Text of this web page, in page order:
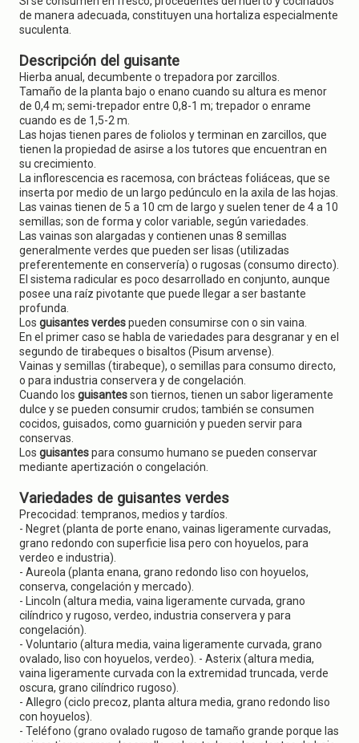
de manera adecuada, constituyen una hortaliza especialmente
suculenta.
Descripción del guisante
Hierba anual, decumbente o trepadora por zarcillos.
Tamaño de la planta bajo o enano cuando su altura es menor
de 0,4 m; semi-trepador entre 0,8-1 m; trepador o enrame
cuando es de 1,5-2 m.
Las hojas tienen pares de foliolos y terminan en zarcillos, que
tienen la propiedad de asirse a los tutores que encuentran en
su crecimiento.
La inflorescencia es racemosa, con brácteas foliáceas, que se
inserta por medio de un largo pedúnculo en la axila de las hojas.
Las vainas tienen de 5 a 10 cm de largo y suelen tener de 4 a 10
semillas; son de forma y color variable, según variedades.
Las vainas son alargadas y contienen unas 8 semillas
generalmente verdes que pueden ser lisas (utilizadas
preferentemente en conservería) o rugosas (consumo directo).
El sistema radicular es poco desarrollado en conjunto, aunque
posee una raíz pivotante que puede llegar a ser bastante
profunda.
Los guisantes verdespueden consumirse con o sin vaina.
En el primer caso se habla de variedades para desgranar y en el
segundo de tirabeques o bisaltos (Pisum arvense).
Vainas y semillas (tirabeque), o semillas para consumo directo,
o para industria conservera y de congelación.
Cuando los guisantesson tiernos, tienen un sabor ligeramente
dulce y se pueden consumir crudos; también se consumen
cocidos, guisados, como guarnición y pueden servir para
conservas.
Los guisantespara consumo humano se pueden conservar
mediante apertización o congelación.
Variedades de guisantes verdes
Precocidad: tempranos, medios y tardíos.
- Negret (planta de porte enano, vainas ligeramente curvadas,
grano redondo con superficie lisa pero con hoyuelos, para
verdeo e industria).
- Aureola (planta enana, grano redondo liso con hoyuelos,
conserva, congelación y mercado).
- Lincoln (altura media, vaina ligeramente curvada, grano
cilíndrico y rugoso, verdeo, industria conservera y para
congelación).
- Voluntario (altura media, vaina ligeramente curvada, grano
ovalado, liso con hoyuelos, verdeo). - Asterix (altura media,
vaina ligeramente curvada con la extremidad truncada, verde
oscura, grano cilíndrico rugoso).
- Allegro (ciclo precoz, planta altura media, grano redondo liso
con hoyuelos).
- Teléfono (grano ovalado rugoso de tamaño grande porque las